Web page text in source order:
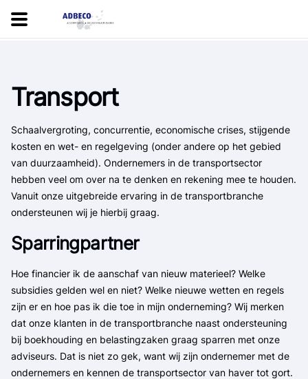
Transport
Schaalvergroting, concurrentie, economische crises, stijgende
kosten en wet- en regelgeving (onder andere op het gebied
van duurzaamheid). Ondernemers in de transportsector
hebben veel om over na te denken en rekening mee te houden.
Vanuit onze uitgebreide ervaring in de transportbranche
ondersteunen wij je hierbij graag.
Sparringpartner
Hoe financier ik de aanschaf van nieuw materieel? Welke
subsidies gelden wel en niet? Welke nieuwe wetten en regels
zijn er en hoe pas ik die toe in mijn onderneming? Wij merken
dat onze klanten in de transportbranche naast ondersteuning
bij boekhouding en belastingzaken graag sparren met onze
adviseurs. Dat is niet zo gek, want wij zijn ondernemer met de
ondernemers en kennen de transportsector van haver tot gort.